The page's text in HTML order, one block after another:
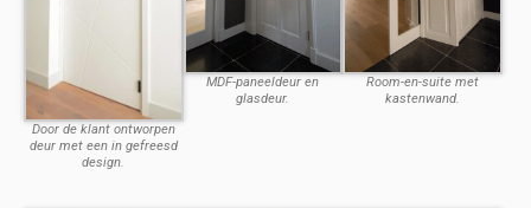
Door de klant ontworpen
deur met een in gefreesd
design.
MDF-paneeldeur en
glasdeur.
Room-en-suite met
kastenwand.